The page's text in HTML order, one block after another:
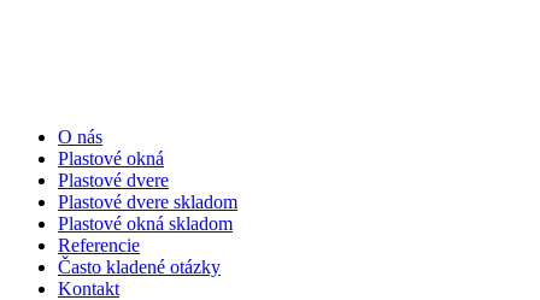
O nás
Plastové okná
Plastové dvere
Plastové dvere skladom
Plastové okná skladom
Referencie
Často kladené otázky
Kontakt